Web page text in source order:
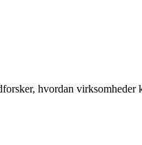
hvordan